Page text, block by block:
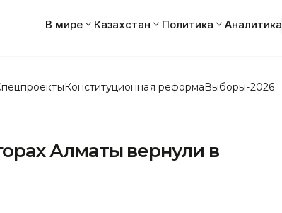
В мире Казахстан Политика Аналитика
Конституционная реформаВыборы-2026
Алматы вернули в